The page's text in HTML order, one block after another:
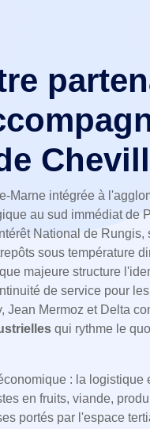
Marne intégrée à
au sud immédiat de
National de
sous température
majeure structure
de service pour
Jean Mermoz et Delta
qui rythme le
: la logistique
en fruits, viande,
portés par l'espace